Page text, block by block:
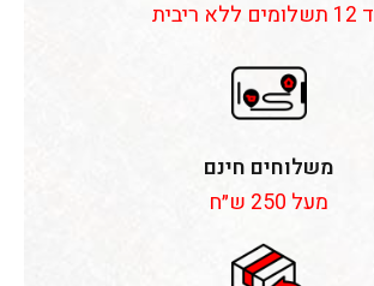
ריבית
משלוחים חינם
מעל 250 ש״ח